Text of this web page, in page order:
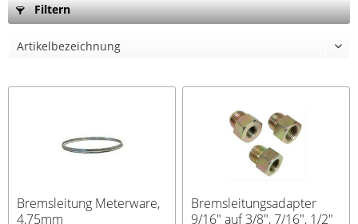
Filtern
Bremsleitung Meterware,
4,75mm
Bremsleitungsadapter
9/16" auf 3/8", 7/16", 1/2"